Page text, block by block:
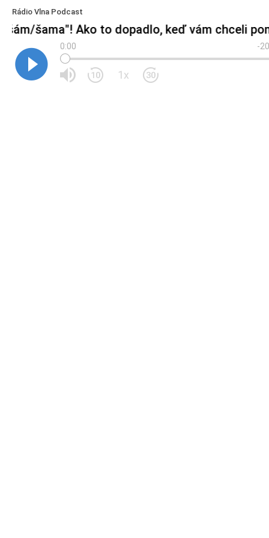
Rádio Vlna Podcast
šama"! Ako to dopadlo, keď vám chceli
0:00 -